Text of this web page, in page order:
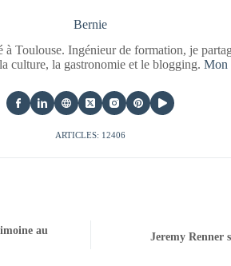
Bernie
Toulouse. Ingénieur de formation, je
culture, la gastronomie et le blogging.Mon
ARTICLES: 12406
au
Jeremy Renner